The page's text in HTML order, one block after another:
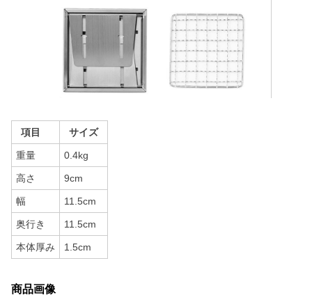
項目 サイズ
重量 0.4kg
高さ 9cm
幅 11.5cm
奥行き 11.5cm
本体厚み 1.5cm
商品画像